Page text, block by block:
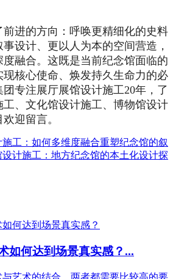
进的方向：呼唤更精细化的史料
设计、更以人为本的空间营造，
融合。这既是当前纪念馆面临的
核心使命、焕发持久生命力的必
专注展厅展馆设计施工20年，了
、文化馆设计施工、博物馆设计
迎留言。
施工：如何多维度融合重塑纪念馆的叙
计施工：地方纪念馆的本土化设计探
如何达到场景真实感？...
艺术的结合，两者都需要比较高的要